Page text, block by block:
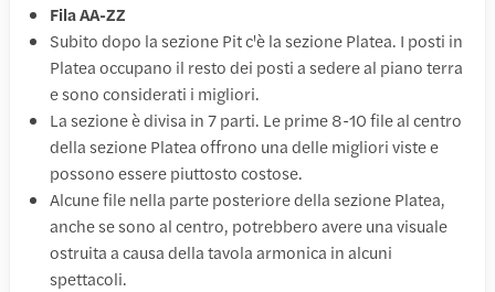
Fila AA-ZZ
Subito dopo la sezione Pit c'è la sezione Platea. I posti in
Platea occupano il resto dei posti a sedere al piano terra
e sono considerati i migliori.
La sezione è divisa in 7 parti. Le prime 8-10 file al centro
della sezione Platea offrono una delle migliori viste e
possono essere piuttosto costose.
Alcune file nella parte posteriore della sezione Platea,
anche se sono al centro, potrebbero avere una visuale
ostruita a causa della tavola armonica in alcuni
spettacoli.